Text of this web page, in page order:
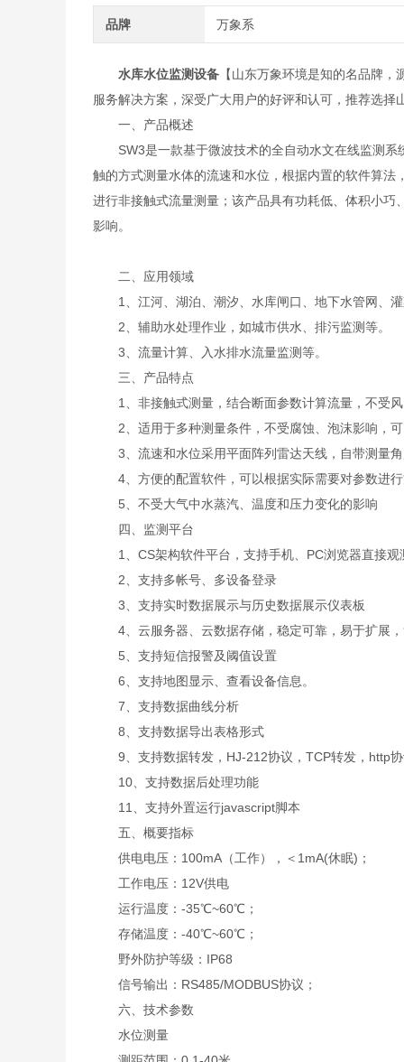
品牌 万象系
水库水位监测设备【山东万象环境是知的名品牌，
服务解决方案，深受广大用户的好评和认可，推荐选择
一、产品概述
SW3是一款基于微波技术的全自动水文在线监测系
触的方式测量水体的流速和水位，根据内置的软件算
进行非接触式流量测量；该产品具有功耗低、体积小
影响。
二、应用领域
1、江河、湖泊、潮汐、水库闸口、地下水管网、灌
2、辅助水处理作业，如城市供水、排污监测等。
3、流量计算、入水排水流量监测等。
三、产品特点
1、非接触式测量，结合断面参数计算流量，不受风
2、适用于多种测量条件，不受腐蚀、泡沫影响，可
3、流速和水位采用平面阵列雷达天线，自带测量角
4、方便的配置软件，可以根据实际需要对参数进行
5、不受大气中水蒸汽、温度和压力变化的影响
四、监测平台
1、CS架构软件平台，支持手机、PC浏览器直接观
2、支持多帐号、多设备登录
3、支持实时数据展示与历史数据展示仪表板
4、云服务器、云数据存储，稳定可靠，易于扩展，
5、支持短信报警及阈值设置
6、支持地图显示、查看设备信息。
7、支持数据曲线分析
8、支持数据导出表格形式
9、支持数据转发，HJ-212协议，TCP转发，http协
10、支持数据后处理功能
11、支持外置运行javascript脚本
五、概要指标
供电电压：100mA（工作），＜1mA(休眠)；
工作电压：12V供电
运行温度：-35℃~60℃；
存储温度：-40℃~60℃；
野外防护等级：IP68
信号输出：RS485/MODBUS协议；
六、技术参数
水位测量